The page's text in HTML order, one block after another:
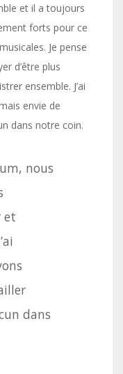
et il a toujours
forts pour ce
Je pense
d’être plus
ensemble. J’ai
envie de
dans notre coin.
nous
et
dans